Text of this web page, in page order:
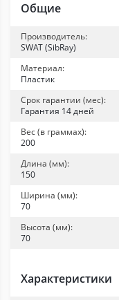
Общие
Производитель:
SWAT (SibRay)
Материал:
Пластик
Срок гарантии (мес):
Гарантия 14 дней
Вес (в граммах):
200
Длина (мм):
150
Ширина (мм):
70
Высота (мм):
70
Характеристики